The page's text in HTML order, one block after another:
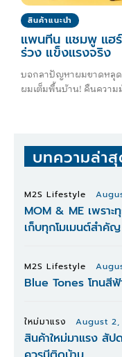
สินค้าแนะนำ
แพนทีน แชมพู แฮ
ร่วง แข็งแรงจริง
บอกลาปัญหาผมขาดหลุด
ผมเต็มพื้นบ้าน! คืนความ
บทความล่า
M2S Lifestyle
MOM & ME เพรา
เก็บทุกโมเมนต์สำคัญ
M2S Lifestyle
Blue Tones โทนสี
ใหม่มาแรง August 2,
สินค้าใหม่มาแรง สัป